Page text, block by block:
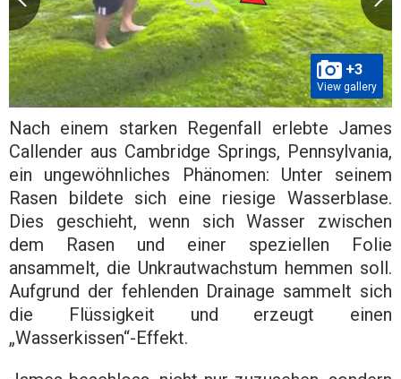
+3
View gallery
Nach einem starken Regenfall erlebte James
Callender aus Cambridge Springs, Pennsylvania,
ein ungewöhnliches Phänomen: Unter seinem
Rasen bildete sich eine riesige Wasserblase.
Dies geschieht, wenn sich Wasser zwischen
dem Rasen und einer speziellen Folie
ansammelt, die Unkrautwachstum hemmen soll.
Aufgrund der fehlenden Drainage sammelt sich
die Flüssigkeit und erzeugt einen
„Wasserkissen“-Effekt.